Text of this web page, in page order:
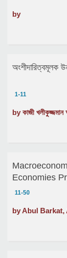
by
অংশীদারিত্বমূলক
1-11
by কাজী
Economies
11-50
by Abul Barkat,